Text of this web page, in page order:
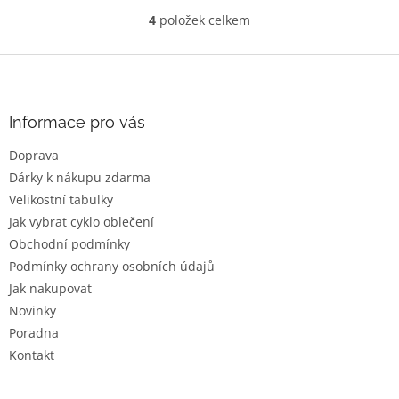
O
l
ý
p
4 položek celkem
Informace pro vás
Doprava
Dárky k nákupu zdarma
Velikostní tabulky
Jak vybrat cyklo oblečení
Obchodní podmínky
Podmínky ochrany osobních údajů
Jak nakupovat
Novinky
Poradna
Kontakt